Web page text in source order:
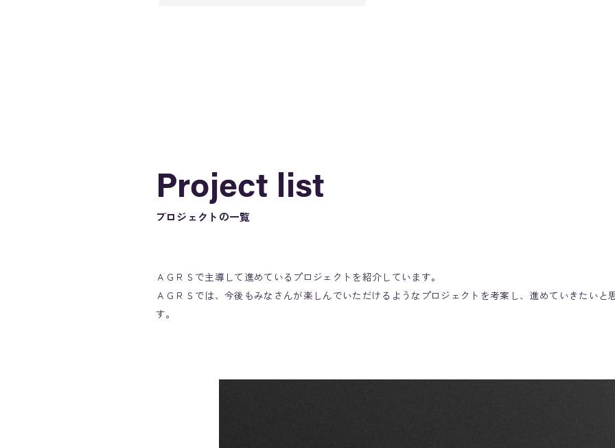
Project list
Project list
プロジェクトの一覧
ＡＧＲＳで主導して進めているプロジェクトを紹介しています。
ＡＧＲＳでは、今後もみなさんが楽しんでいただけるようなプロジェクトを考案し、進めていきたいと
す。